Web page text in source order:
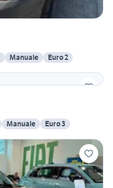
Manuale
Euro 2
Manuale Euro 3